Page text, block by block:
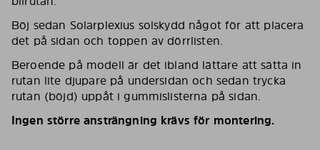
Böj sedan Solarplexius solskydd något för att placera
det på sidan och toppen av dörrlisten.
Beroende på modell är det ibland lättare att sätta in
rutan lite djupare på undersidan och sedan trycka
rutan (böjd) uppåt i gummislisterna på sidan.
Ingen större ansträngning krävs för montering.